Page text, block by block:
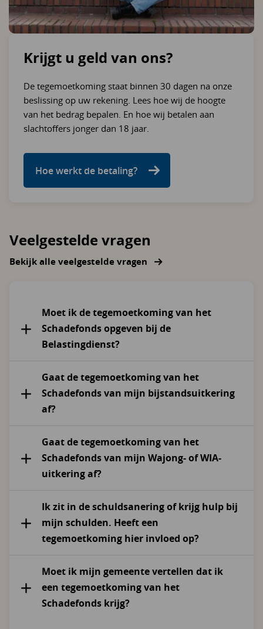
Krijgt u geld van ons?
De tegemoetkoming staat binnen 30 dagen na onze
beslissing op uw rekening. Lees hoe wij de hoogte
van het bedrag bepalen. En hoe wij betalen aan
slachtoffers jonger dan 18 jaar.
Hoe werkt de betaling?
Veelgestelde vragen
Bekijk alle veelgestelde vragen
Moet ik de tegemoetkoming van het
Schadefonds opgeven bij de
Belastingdienst?
Gaat de tegemoetkoming van het
Schadefonds van mijn bijstandsuitkering
af?
Gaat de tegemoetkoming van het
Schadefonds van mijn Wajong- of WIA-
uitkering af?
Ik zit in de schuldsanering of krijg hulp bij
mijn schulden. Heeft een
tegemoetkoming hier invloed op?
Moet ik mijn gemeente vertellen dat ik
een tegemoetkoming van het
Schadefonds krijg?